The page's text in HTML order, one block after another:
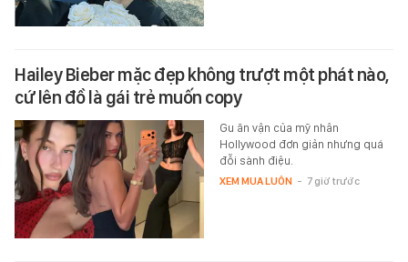
Hailey Bieber mặc đẹp không trượt một phát nào,
cứ lên đồ là gái trẻ muốn copy
Gu ăn vận của mỹ nhân
Hollywood đơn giản nhưng quá
đỗi sành điệu.
XEM MUA LUÔN - 7 giờ trước